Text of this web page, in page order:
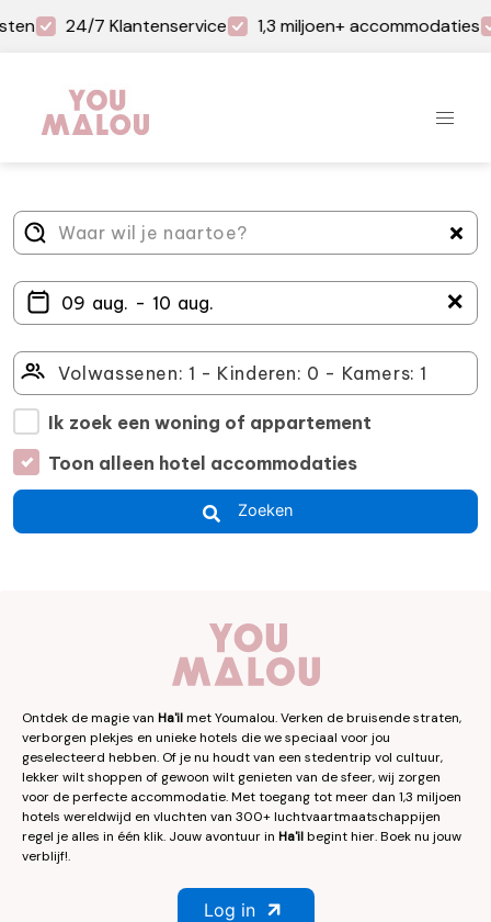
24/7 Klantenservice 1,3 miljoen+ accommodaties
＋
Ik zoek een woning of appartement
Toon alleen hotel accommodaties
Zoeken
Ontdek de magie van Ha'ilmet Youmalou. Verken de bruisende straten,
verborgen plekjes en unieke hotels die we speciaal voor jou
geselecteerd hebben. Of je nu houdt van een stedentrip vol cultuur,
lekker wilt shoppen of gewoon wilt genieten van de sfeer, wij zorgen
voor de perfecte accommodatie. Met toegang tot meer dan 1,3 miljoen
hotels wereldwijd en vluchten van 300+ luchtvaartmaatschappijen
regel je alles in één klik. Jouw avontuur in Ha'ilbegint hier. Boek nu jouw
verblijf!.
Log in